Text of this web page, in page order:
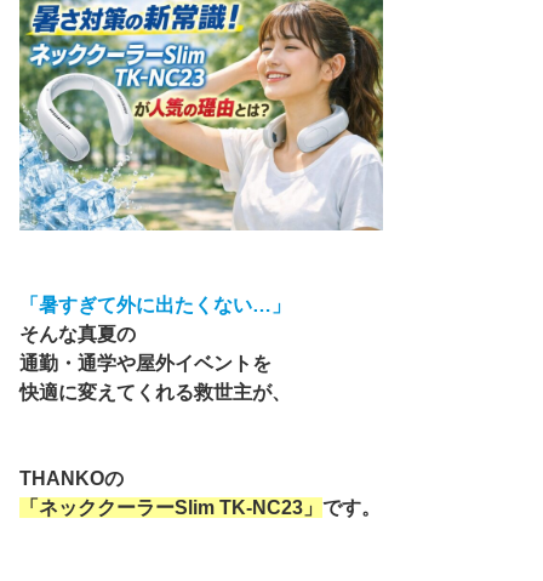
「暑すぎて外に出たくない…」
そんな真夏の
通勤・通学や屋外イベントを
快適に変えてくれる救世主が、
THANKOの
「ネッククーラーSlim TK-NC23」 です。